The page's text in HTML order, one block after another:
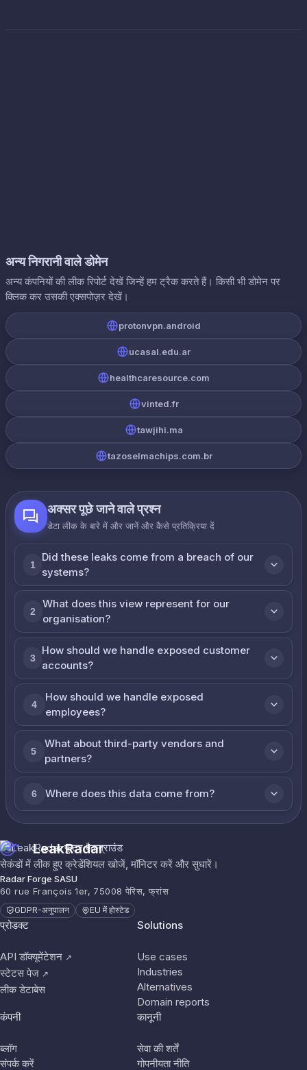
अन्य निगरानी वाले डोमेन
अन्य कंपनियों की लीक रिपोर्ट देखें जिन्हें हम ट्रैक करते हैं। किसी भी डोमेन पर
क्लिक कर उसकी एक्सपोज़र देखें।
protonvpn.android
ucasal.edu.ar
healthcaresource.com
vinted.fr
tawjihi.ma
tazoselmachips.com.br
अक्सर पूछे जाने वाले प्रश्न
डेटा लीक के बारे में और जानें और कैसे प्रतिक्रिया दें
1
Did these leaks come from a breach of our
systems?
2
What does this view represent for our
organisation?
3
How should we handle exposed customer
accounts?
4
How should we handle exposed
employees?
5
What about third-party vendors and
partners?
6 Where does this data come from?
LeakRadar
सेकंडों में लीक हुए क्रेडेंशियल खोजें, मॉनिटर करें और सुधारें।
Radar Forge SASU
60 rue François 1er, 75008 पेरिस, फ्रांस
GDPR-अनुपालन EU में होस्टेड
प्रोडक्ट
API डॉक्यूमेंटेशन ↗
स्टेटस पेज ↗
लीक डेटाबेस
Solutions
Use cases
Industries
Alternatives
Domain reports
कंपनी
ब्लॉग
संपर्क करें
कानूनी
सेवा की शर्तें
गोपनीयता नीति